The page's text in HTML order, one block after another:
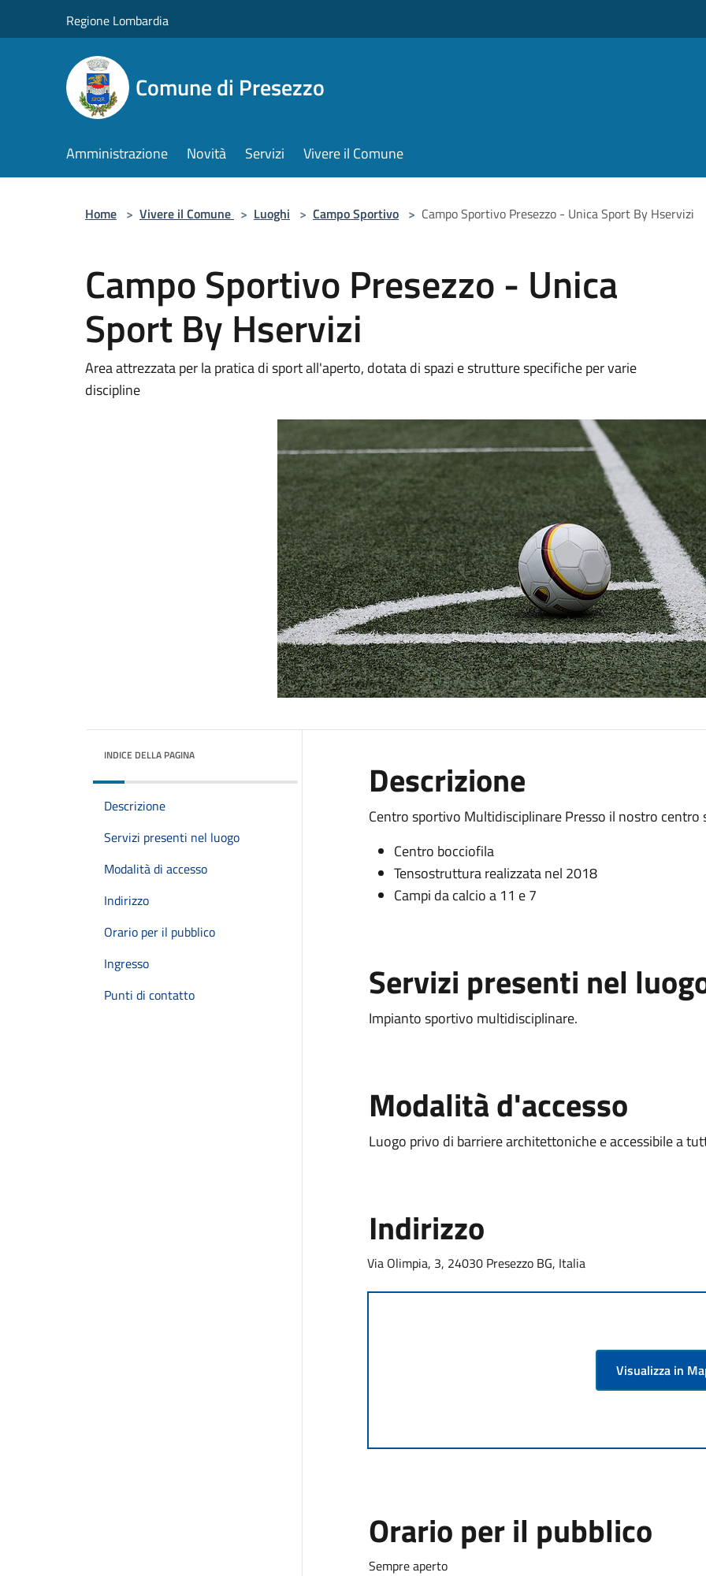
Regione Lombardia
Comune di Presezzo
Amministrazione Novità Servizi Vivere il Comune
Home > Vivere il Comune > Luoghi > Campo Sportivo > Campo Sportivo Presezzo - Unica Sport By Hservizi
Campo Sportivo Presezzo - Unica
Sport By Hservizi
Area attrezzata per la pratica di sport all'aperto, dotata di spazi e strutture specifiche per varie
discipline
INDICE DELLA PAGINA
Descrizione
Servizi presenti nel luogo
Modalità di accesso
Indirizzo
Orario per il pubblico
Ingresso
Punti di contatto
Descrizione
Centro sportivo Multidisciplinare Presso il nostro
Centro bocciofila
Tensostruttura realizzata nel 2018
Campi da calcio a 11 e 7
Servizi presenti nel
Impianto sportivo multidisciplinare.
Modalità d'accesso
Luogo privo di barriere architettoniche e accessibile a
Indirizzo
Via Olimpia, 3, 24030 Presezzo BG, Italia
Visualizza in
Orario per il pubblico
Sempre aperto